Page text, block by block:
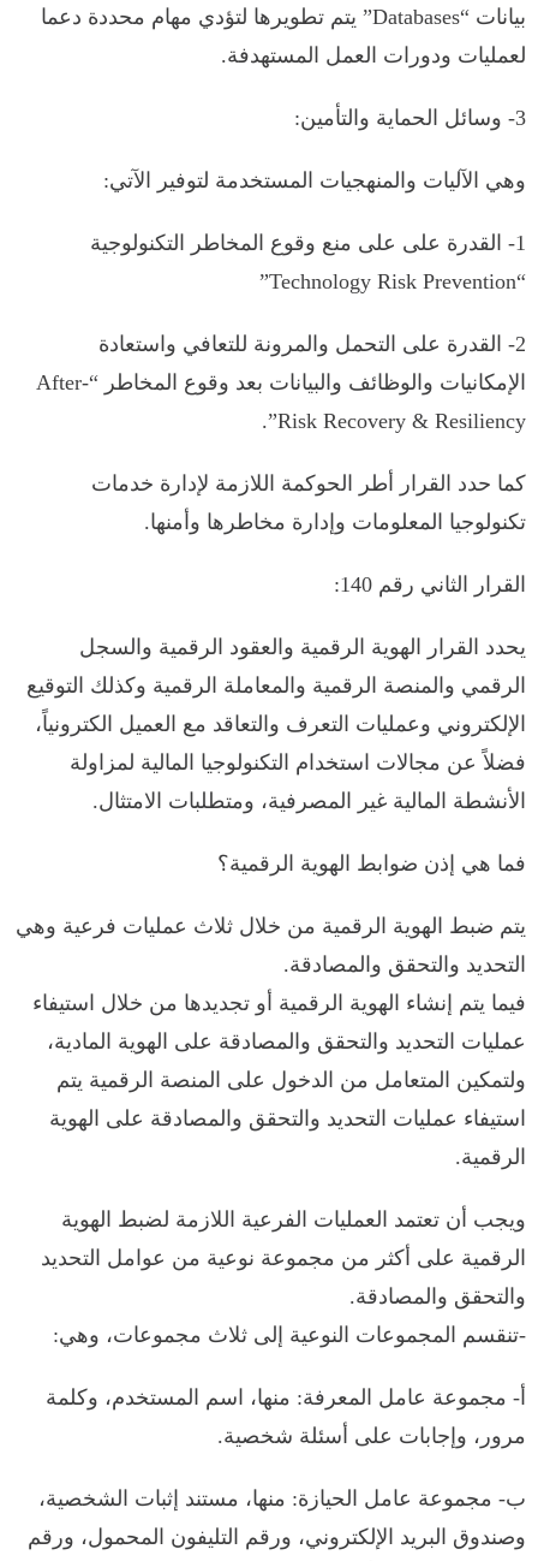
بيانات “Databases” يتم تطويرها لتؤدي مهام محددة دعما
لعمليات ودورات العمل المستهدفة.
3- وسائل الحماية والتأمين:
وهي الآليات والمنهجيات المستخدمة لتوفير الآتي:
1- القدرة على على منع وقوع المخاطر التكنولوجية
“Technology Risk Prevention”
2- القدرة على التحمل والمرونة للتعافي واستعادة
الإمكانيات والوظائف والبيانات بعد وقوع المخاطر “After-
Risk Recovery & Resiliency”.
كما حدد القرار أطر الحوكمة اللازمة لإدارة خدمات
تكنولوجيا المعلومات وإدارة مخاطرها وأمنها.
القرار الثاني رقم 140:
يحدد القرار الهوية الرقمية والعقود الرقمية والسجل
الرقمي والمنصة الرقمية والمعاملة الرقمية وكذلك التوقيع
الإلكتروني وعمليات التعرف والتعاقد مع العميل الكترونياً،
فضلاً عن مجالات استخدام التكنولوجيا المالية لمزاولة
الأنشطة المالية غير المصرفية، ومتطلبات الامتثال.
فما هي إذن ضوابط الهوية الرقمية؟
يتم ضبط الهوية الرقمية من خلال ثلاث عمليات فرعية وهي
التحديد والتحقق والمصادقة.
فيما يتم إنشاء الهوية الرقمية أو تجديدها من خلال استيفاء
عمليات التحديد والتحقق والمصادقة على الهوية المادية،
ولتمكين المتعامل من الدخول على المنصة الرقمية يتم
استيفاء عمليات التحديد والتحقق والمصادقة على الهوية
الرقمية.
ويجب أن تعتمد العمليات الفرعية اللازمة لضبط الهوية
الرقمية على أكثر من مجموعة نوعية من عوامل التحديد
والتحقق والمصادقة.
-تنقسم المجموعات النوعية إلى ثلاث مجموعات، وهي:
‌أ- مجموعة عامل المعرفة: منها، اسم المستخدم، وكلمة
مرور، وإجابات على أسئلة شخصية.
‌ب- مجموعة عامل الحيازة: منها، مستند إثبات الشخصية،
وصندوق البريد الإلكتروني، ورقم التليفون المحمول، ورقم